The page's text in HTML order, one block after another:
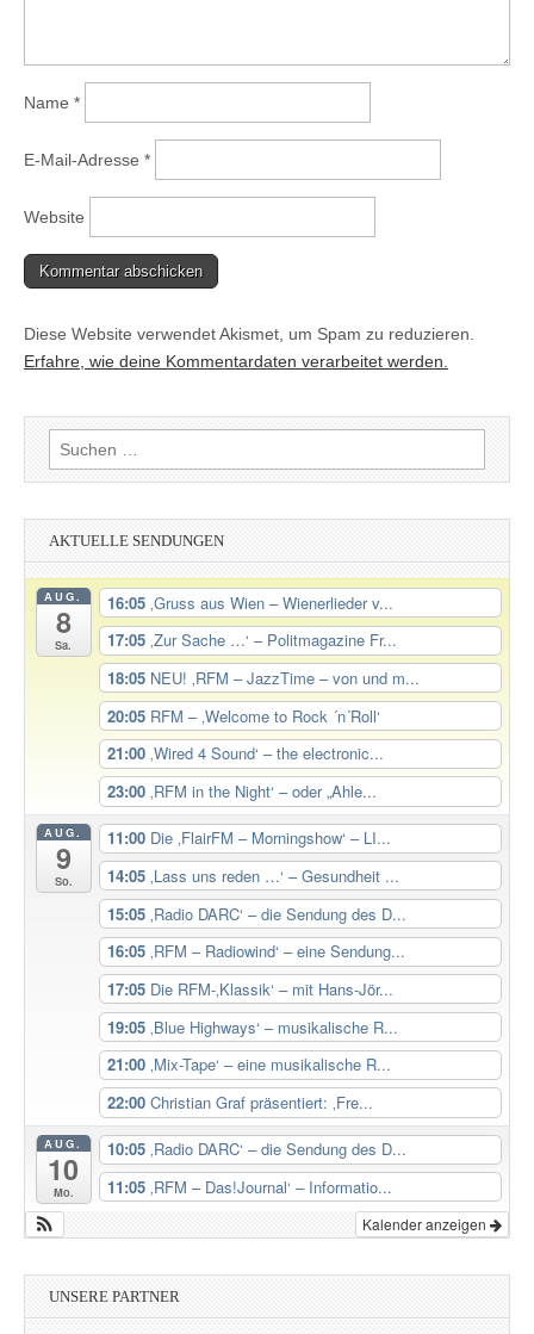
Name *
E-Mail-Adresse *
Website
Diese Website verwendet Akismet, um Spam zu reduzieren.
Erfahre, wie deine Kommentardaten verarbeitet werden.
Suchen
nach:
AKTUELLE SENDUNGEN
AUG.
8
Sa.
16:05 ‚Gruss aus Wien – Wienerlieder v...
17:05 ‚Zur Sache …‘ – Politmagazine Fr...
18:05 NEU! ‚RFM – JazzTime – von und m...
20:05 RFM – ‚Welcome to Rock ´n´Roll‘
21:00 ‚Wired 4 Sound‘ – the electronic...
23:00 ‚RFM in the Night‘ – oder „Ahle...
AUG.
9
So.
11:00 Die ‚FlairFM – Morningshow‘ – LI...
14:05 ‚Lass uns reden …‘ – Gesundheit ...
15:05 ‚Radio DARC‘ – die Sendung des D...
16:05 ‚RFM – Radiowind‘ – eine Sendung...
17:05 Die RFM-‚Klassik‘ – mit Hans-Jör...
19:05 ‚Blue Highways‘ – musikalische R...
21:00 ‚Mix-Tape‘ – eine musikalische R...
22:00 Christian Graf präsentiert: ‚Fre...
AUG.
10
Mo.
10:05 ‚Radio DARC‘ – die Sendung des D...
11:05 ‚RFM – Das!Journal‘ – Informatio...
Kalender anzeigen
UNSERE PARTNER